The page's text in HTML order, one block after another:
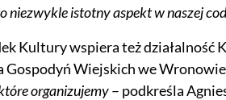
niezwykle istotny aspekt w naszej
Kultury wspiera też działalność
Gospodyń Wiejskich we
organizujemy– podkreśla